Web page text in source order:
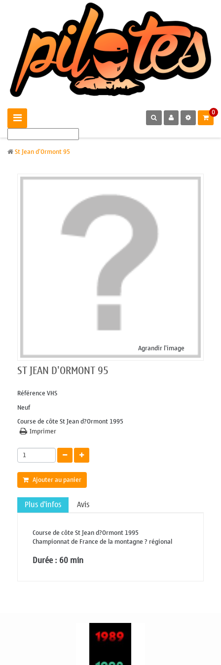
0
St Jean d'Ormont 95
Agrandir l'image
ST JEAN D'ORMONT 95
RéférenceVHS
Neuf
Course de côte St Jean d?Ormont 1995
Imprimer
Ajouter au panier
Plus d'infos Avis
Course de côte St Jean d?Ormont 1995
Championnat de France de la montagne ? régional
Durée : 60 min